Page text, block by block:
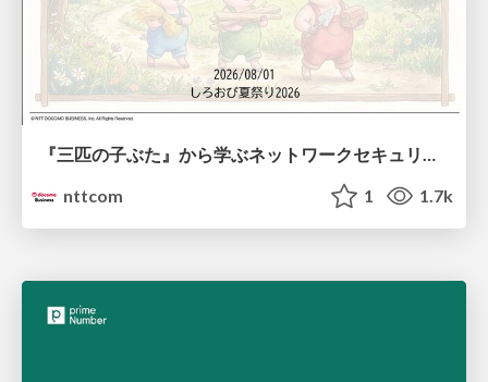
『三匹の子ぶた』から学ぶネットワークセキュリティの昔と今 / Network Security: Then and Now Through the Lens of The Three Little Pigs
nttcom
1 1.7k